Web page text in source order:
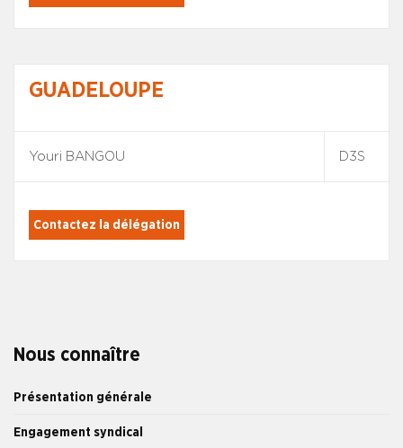
Nous connaître
Présentation générale
Engagement syndical
GUADELOUPE
Youri BANGOU D3S
Contactez la délégation